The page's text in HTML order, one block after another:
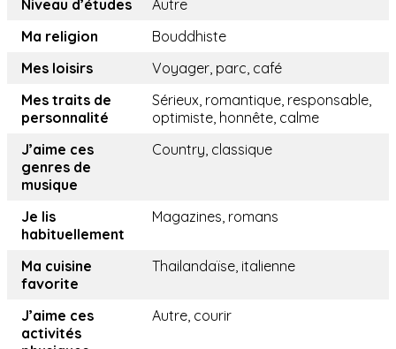
Niveau d’études
Autre
Ma religion
Bouddhiste
Mes loisirs
Voyager, parc, café
Mes traits de
personnalité
Sérieux, romantique, responsable,
optimiste, honnête, calme
J’aime ces
genres de
musique
Country, classique
Je lis
habituellement
Magazines, romans
Ma cuisine
favorite
Thailandaïse, italienne
J’aime ces
activités
Autre, courir